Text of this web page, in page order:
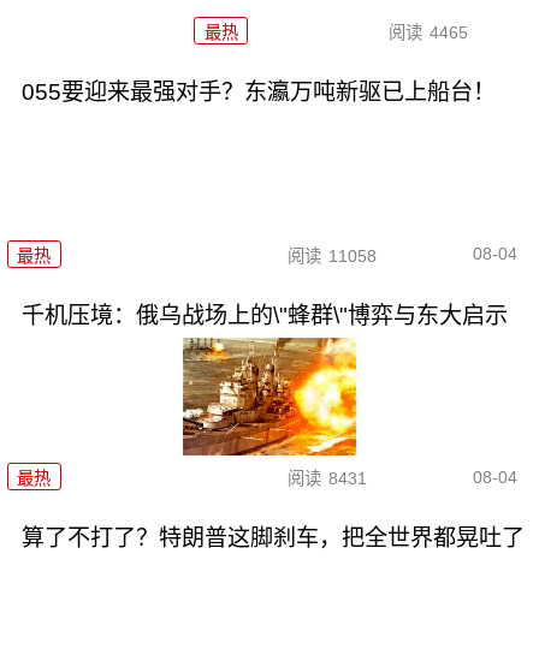
最热 阅读 4465
055要迎来最强对手？东瀛万吨新驱已上船台！
最热 阅读 11058 08-04
千机压境：俄乌战场上的\"蜂群\"博弈与东大启示
最热 阅读 8431 08-04
算了不打了？特朗普这脚刹车，把全世界都晃吐了